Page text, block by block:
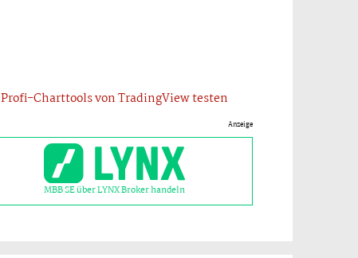
Profi-Charttools von TradingView testen
Anzeige
MBB SE über LYNX Broker handeln